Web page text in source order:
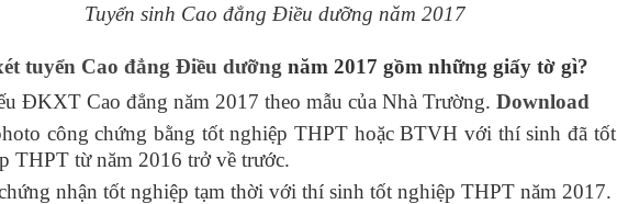
Tuyển sinh Cao đẳng Điều dưỡng năm 2017
tuyển Cao đẳng Điều dưỡng năm 2017 gồm những giấy tờ gì?
ĐKXT Cao đẳng năm 2017 theo mẫu của Nhà Trường. Download
công chứng bằng tốt nghiệp THPT hoặc BTVH với thí sinh đã tốt
THPT từ năm 2016 trở về trước.
nhận tốt nghiệp tạm thời với thí sinh tốt nghiệp THPT năm 2017.